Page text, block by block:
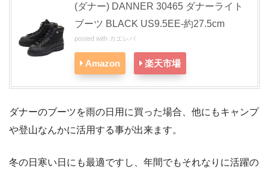
(ダナー) DANNER 30465 ダナーライト
ブーツ BLACK US9.5EE-約27.5cm
posted with カエレバ
Amazon 楽天市場
ダナーのブーツを雨の日用に買った場合、他にもキャンプ
や登山なんかに活用する事が出来ます。
冬の日寒い日にも最適ですし、年間でもそれなりに活躍の